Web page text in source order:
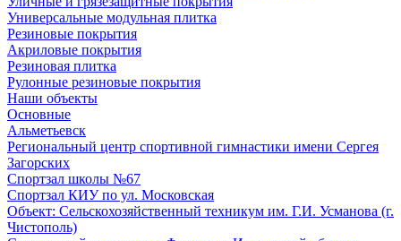
Универсальные модульная плитка
Резиновые покрытия
Акриловые покрытия
Резиновая плитка
Рулонные резиновые покрытия
Наши объекты
Основные
Альметьевск
Региональный центр спортивной гимнастики имени Сергея
Загорских
Спортзал школы №67
Спортзал КИУ по ул. Московская
Объект: Сельскохозяйственный техникум им. Г.И. Усманова (г.
Чистополь)